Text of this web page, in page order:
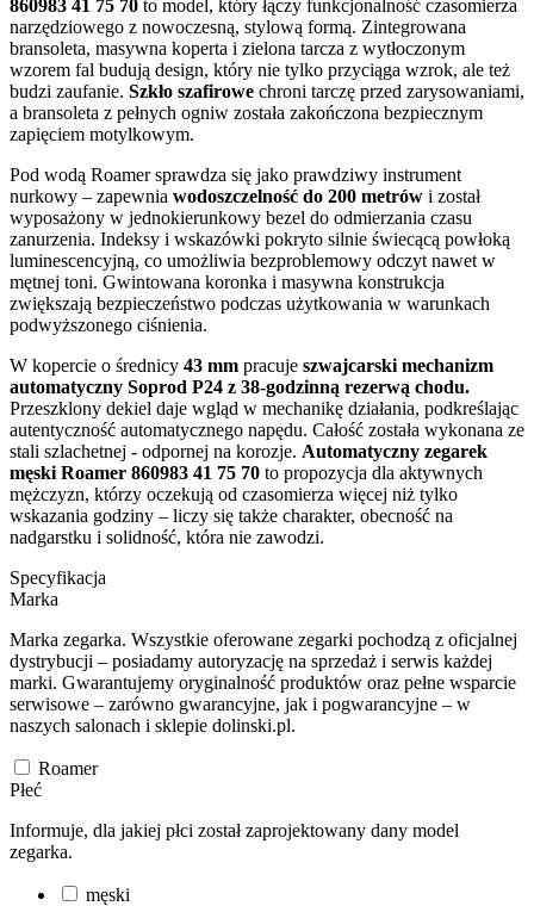
860983 41 75 70 to model, który łączy funkcjonalność czasomierza
narzędziowego z nowoczesną, stylową formą. Zintegrowana
bransoleta, masywna koperta i zielona tarcza z wytłoczonym
wzorem fal budują design, który nie tylko przyciąga wzrok, ale też
budzi zaufanie. Szkło szafirowe chroni tarczę przed zarysowaniami,
a bransoleta z pełnych ogniw została zakończona bezpiecznym
zapięciem motylkowym.
Pod wodą Roamer sprawdza się jako prawdziwy instrument
nurkowy – zapewnia wodoszczelność do 200 metrów i został
wyposażony w jednokierunkowy bezel do odmierzania czasu
zanurzenia. Indeksy i wskazówki pokryto silnie świecącą powłoką
luminescencyjną, co umożliwia bezproblemowy odczyt nawet w
mętnej toni. Gwintowana koronka i masywna konstrukcja
zwiększają bezpieczeństwo podczas użytkowania w warunkach
podwyższonego ciśnienia.
W kopercie o średnicy 43 mm pracuje szwajcarski mechanizm
automatyczny Soprod P24 z 38-godzinną rezerwą chodu.
Przeszklony dekiel daje wgląd w mechanikę działania, podkreślając
autentyczność automatycznego napędu. Całość została wykonana ze
stali szlachetnej - odpornej na korozje. Automatyczny zegarek
męski Roamer 860983 41 75 70 to propozycja dla aktywnych
mężczyzn, którzy oczekują od czasomierza więcej niż tylko
wskazania godziny – liczy się także charakter, obecność na
nadgarstku i solidność, która nie zawodzi.
Specyfikacja
Marka
Marka zegarka. Wszystkie oferowane zegarki pochodzą z oficjalnej
dystrybucji – posiadamy autoryzację na sprzedaż i serwis każdej
marki. Gwarantujemy oryginalność produktów oraz pełne wsparcie
serwisowe – zarówno gwarancyjne, jak i pogwarancyjne – w
naszych salonach i sklepie dolinski.pl.
Roamer
Płeć
Informuje, dla jakiej płci został zaprojektowany dany model
zegarka.
męski